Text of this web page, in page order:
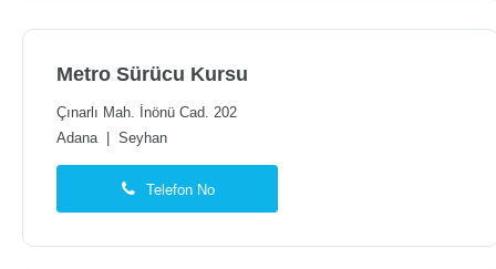
Metro Sürücu Kursu
Çınarlı Mah. İnönü Cad. 202
Adana| Seyhan
Telefon No